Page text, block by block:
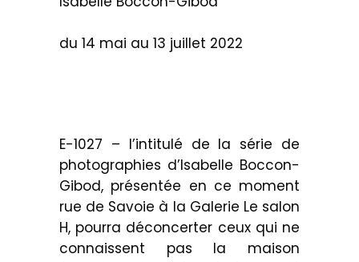
du 14 mai au 13 juillet 2022
E-1027 – l’intitulé de la série de
photographies d’Isabelle Boccon-
Gibod, présentée en ce moment
rue de Savoie à la Galerie Le salon
H, pourra déconcerter ceux qui ne
connaissent pas la maison